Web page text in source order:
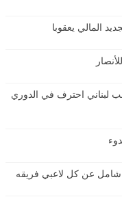
المالي يعقوبا
لبناني احترف في الدوري
عن كل لاعبي فريقه